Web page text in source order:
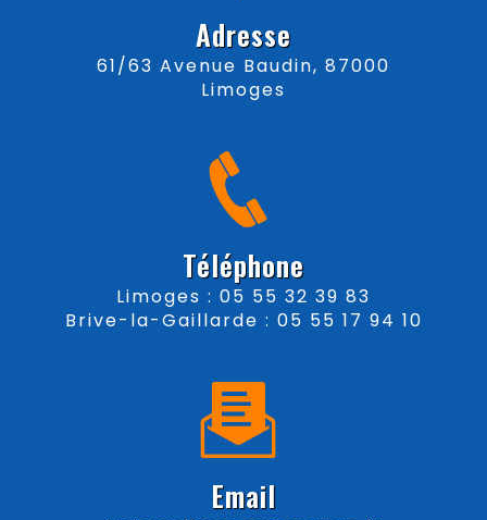
Adresse
61/63 Avenue Baudin, 87000
Limoges
Téléphone
Limoges : 05 55 32 39 83
Brive-la-Gaillarde : 05 55 17 94 10
Email